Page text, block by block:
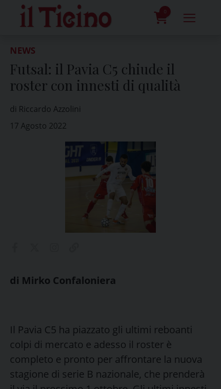
content
0
NEWS
Futsal: il Pavia C5 chiude il
roster con innesti di qualità
di Riccardo Azzolini
17 Agosto 2022
di Mirko Confaloniera
Il Pavia C5 ha piazzato gli ultimi reboanti
colpi di mercato e adesso il roster è
completo e pronto per affrontare la nuova
stagione di serie B nazionale, che prenderà